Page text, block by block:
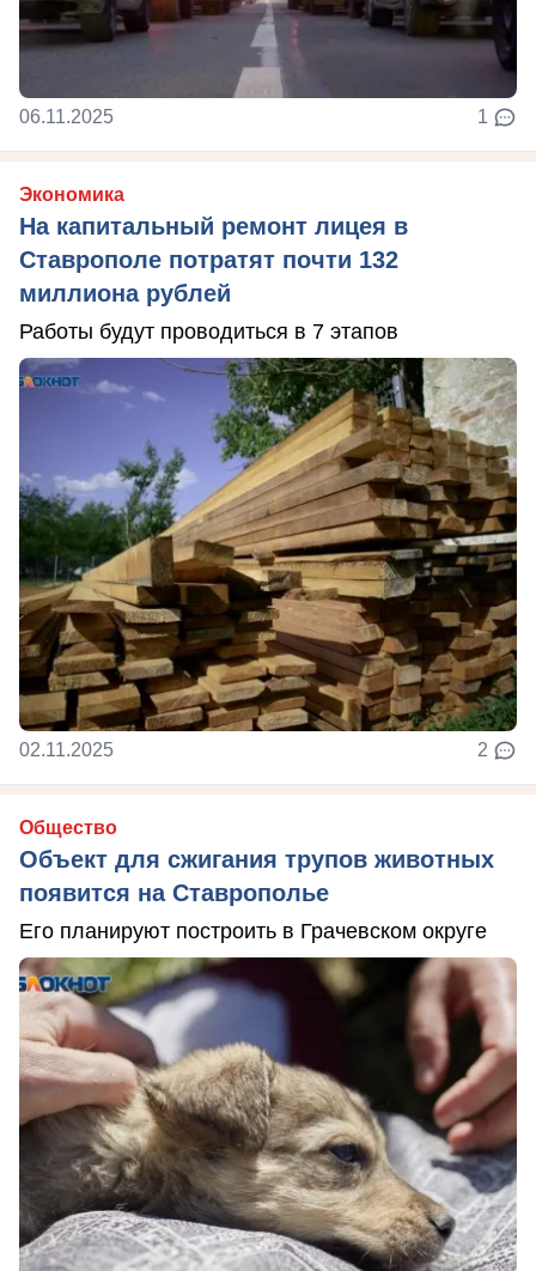
06.11.2025 1
Экономика
На капитальный ремонт лицея в
Ставрополе потратят почти 132
миллиона рублей
Работы будут проводиться в 7 этапов
02.11.2025 2
Общество
Объект для сжигания трупов животных
появится на Ставрополье
Его планируют построить в Грачевском округе